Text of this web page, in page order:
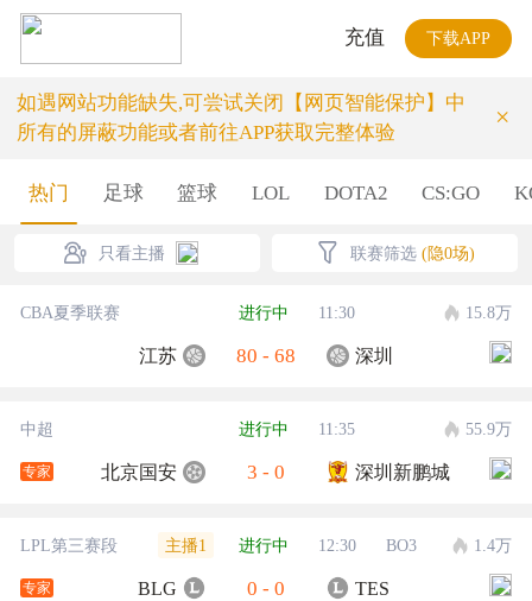
充值 下载APP
如遇网站功能缺失,可尝试关闭【网页智能保护】中
所有的屏蔽功能或者前往APP获取完整体验
×
热门 足球 篮球 LOL DOTA2 CS:GO
只看主播 联赛筛选 (隐0场)
CBA夏季联赛 进行中 11:30 15.8万
江苏 80 - 68 深圳
中超 进行中 11:35 55.9万
专家 北京国安 3 - 0 深圳新鹏城
LPL第三赛段 主播1 进行中 12:30 BO3 1.4万
专家 BLG 0 - 0 TES